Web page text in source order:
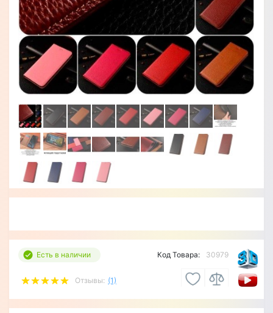
Есть в наличии
Отзывы: (1)
Код Товара: 30979